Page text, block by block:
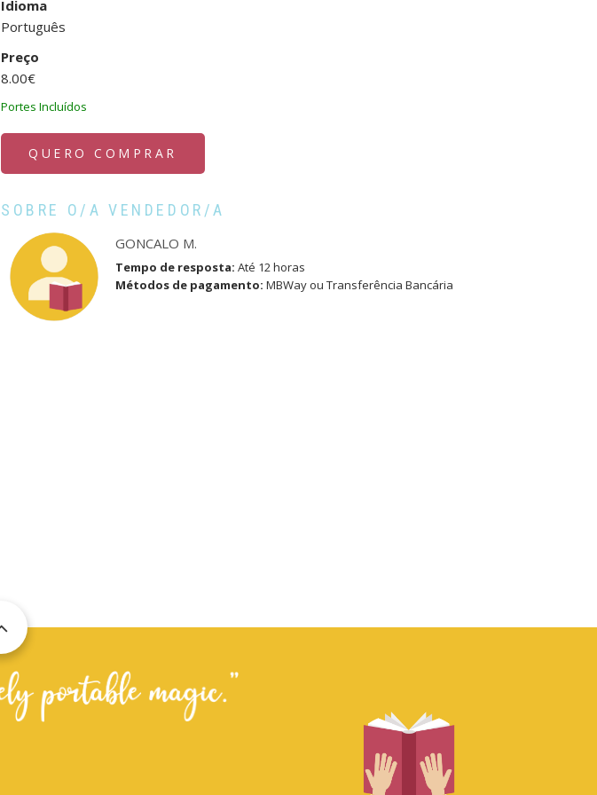
Idioma
Português
Preço
8.00€
Portes Incluídos
QUERO COMPRAR
SOBRE O/A VENDEDOR/A
GONCALO M.
Tempo de resposta: Até 12 horas
Métodos de pagamento: MBWay ou Transferência Bancária